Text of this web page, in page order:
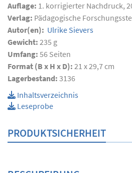
Auflage: 1. korrigierter Nachdruck,
Verlag: Pädagogische
Autor(en): Ulrike Sievers
Gewicht: 235 g
Umfang: 56 Seiten
Format (B x H x D): 21 x 29,7 cm
Lagerbestand: 3136
Inhaltsverzeichnis
Leseprobe
PRODUKTSICHERHEIT